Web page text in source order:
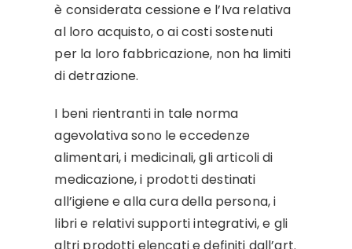
è considerata cessione e l’Iva relativa
al loro acquisto, o ai costi sostenuti
per la loro fabbricazione, non ha limiti
di detrazione.
I beni rientranti in tale norma
agevolativa sono le eccedenze
alimentari, i medicinali, gli articoli di
medicazione, i prodotti destinati
all’igiene e alla cura della persona, i
libri e relativi supporti integrativi, e gli